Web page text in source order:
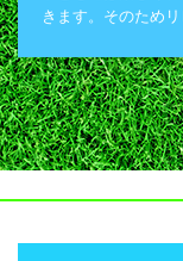
きます。そのため